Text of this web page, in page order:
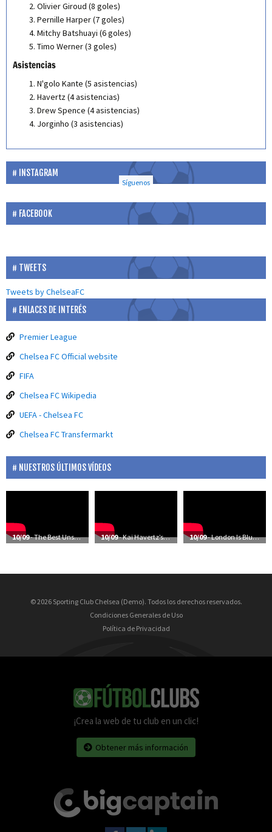
Olivier Giroud (8 goles)
Pernille Harper (7 goles)
Mitchy Batshuayi (6 goles)
Timo Werner (3 goles)
Asistencias
N'golo Kante (5 asistencias)
Havertz (4 asistencias)
Drew Spence (4 asistencias)
Jorginho (3 asistencias)
INSTAGRAM
Síguenos
FACEBOOK
TWEETS
Tweets by ChelseaFC
ENLACES DE INTERÉS
Premier League
Chelsea FC Official website
FIFA
Chelsea FC Wikipedia
UEFA - Chelsea FC
Chelsea FC Transfermarkt
NUESTROS ÚLTIMOS VÍDEOS
10/09- The Best Unseen Moments Of Chelsea’s Season 10/09- Kai Havertz’s First Training Session At Cobham 10/09- London Is Blue | The Future’s Bright | Frank Lampard: Coming Home
© 2026 Sporting Club Chelsea (Demo). Todos los derechos reservados.
Condiciones Generales de Uso
Política de Privacidad
¡Crea la web de tu club en un clic!
Obtener más información